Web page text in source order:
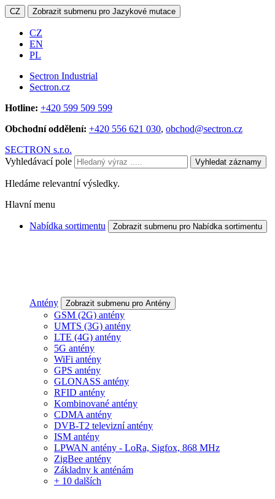
CZ Zobrazit submenu pro Jazykové mutace
CZ
EN
PL
Sectron Industrial
Sectron.cz
Hotline: +420 599 509 599
Obchodní oddělení: +420 556 621 030, obchod@sectron.cz
SECTRON s.r.o.
Vyhledávací pole
Vyhledat záznamy
Hledáme relevantní výsledky.
Hlavní menu
Nabídka sortimentu Zobrazit submenu pro Nabídka sortimentu
Antény Zobrazit submenu pro Antény
GSM (2G) antény
UMTS (3G) antény
LTE (4G) antény
5G antény
WiFi antény
GPS antény
GLONASS antény
RFID antény
Kombinované antény
CDMA antény
DVB-T2 televizní antény
ISM antény
LPWAN antény - LoRa, Sigfox, 868 MHz
ZigBee antény
Základny k anténám
+ 10 dalších